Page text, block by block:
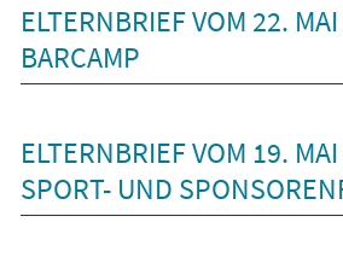
ELTERNBRIEF VOM 22.
BARCAMP
ELTERNBRIEF VOM 19.
SPORT- UND